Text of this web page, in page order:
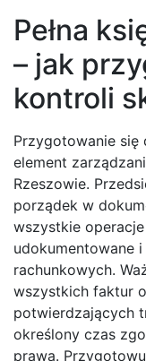
Pełna
– jak
kontroli
Przygotowanie
element
Rzeszowie.
porządek w
wszystkie
udokumentowane
rachunkowych.
wszystkich faktur
potwierdzających
określony czas
prawa.